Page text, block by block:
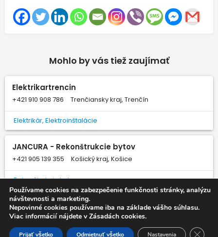
Mohlo by vás tiež zaujímať
Elektrikartrencin
+421 910 908 786 Trenčiansky kraj, Trenčín
Elektrikár, Elektroinštalácie
JANCURA - Rekonštrukcie bytov
+421 905 139 355 Košický kraj, Košice
Rekonštrukcie bytov
Woodiann s.r.o. - stolárstvo
+421 903 140 332 Banskobystrický kraj, Lučenec
Používame cookies na zabezpečenie funkčnosti stránky, analýzu
návštevnosti a marketing.
Nepovinné cookies používame iba na základe vášho súhlasu.
Viac informácií nájdete v Zásadách cookies.
Prijať všetko Odmietnuť všetko Nastavenia Close